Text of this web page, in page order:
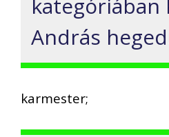
András
karmester;